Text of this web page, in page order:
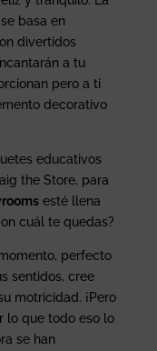
basa en
divertidos
a tu
pero a ti
decorativo
educativos
the Store, para
esté llena
cuál te quedas?
perfecto
sentidos, cree
motricidad. ¡Pero
lo que todo eso lo
se han